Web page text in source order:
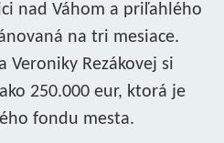
nad Váhom a priľahlého
na tri mesiace.
Veroniky Rezákovej si
250.000 eur, ktorá je
fondu mesta.